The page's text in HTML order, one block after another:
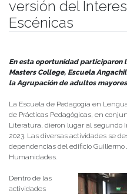
versión del
Escénicas
En esta oportunidad participaron
Masters College, Escuela
la Agrupación de adultos
La Escuela de Pedagogía en
de Prácticas Pedagógicas, en
Literatura, dieron lugar al segundo
2023. Las diversas actividades se
dependencias del edificio
Humanidades.
Dentro de las
actividades